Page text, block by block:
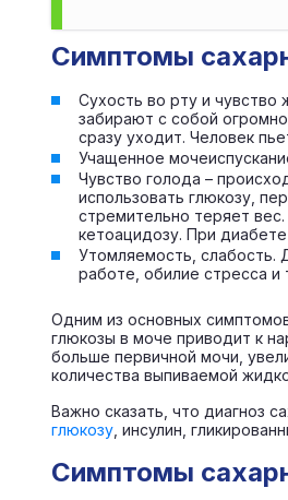
Симптомы
Сухость во рту и чувство
забирают с собой
сразу уходит. Человек
Учащенное
Чувство голода –
использовать глюкозу,
стремительно теряет
кетоацидозу. При
Утомляемость, слабость.
работе, обилие стресса и
Одним из основных
глюкозы в моче приводит к
больше первичной мочи,
количества выпиваемой
Важно сказать, что диагноз
глюкозу , инсулин,
Симптомы